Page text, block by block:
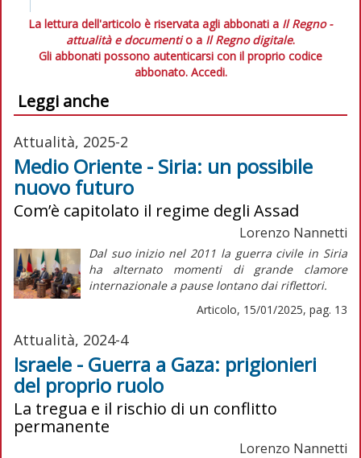
La lettura dell'articolo è riservata agli abbonati a Il Regno -
attualità e documentio a Il Regno digitale.
Gli abbonati possono autenticarsi con il proprio codice
abbonato. Accedi.
Leggi anche
Attualità, 2025-2
Medio Oriente - Siria: un possibile
nuovo futuro
Com’è capitolato il regime degli Assad
Lorenzo Nannetti
Dal suo inizio nel 2011 la guerra civile in Siria
ha alternato momenti di grande clamore
internazionale a pause lontano dai riflettori.
Articolo, 15/01/2025, pag. 13
Attualità, 2024-4
Israele - Guerra a Gaza: prigionieri
del proprio ruolo
La tregua e il rischio di un conflitto
permanente
Lorenzo Nannetti